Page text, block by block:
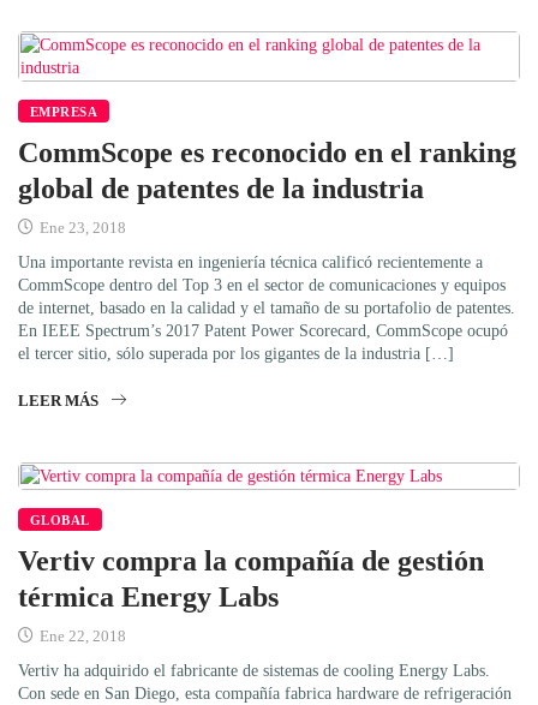
EMPRESA
CommScope es reconocido en el ranking
global de patentes de la industria
Ene 23, 2018
Una importante revista en ingeniería técnica calificó recientemente a
CommScope dentro del Top 3 en el sector de comunicaciones y equipos
de internet, basado en la calidad y el tamaño de su portafolio de patentes.
En IEEE Spectrum’s 2017 Patent Power Scorecard, CommScope ocupó
el tercer sitio, sólo superada por los gigantes de la industria […]
LEER MÁS
GLOBAL
Vertiv compra la compañía de gestión
térmica Energy Labs
Ene 22, 2018
Vertiv ha adquirido el fabricante de sistemas de cooling Energy Labs.
Con sede en San Diego, esta compañía fabrica hardware de refrigeración